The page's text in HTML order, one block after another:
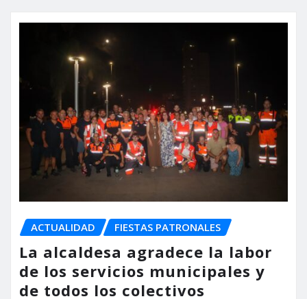
ACTUALIDAD FIESTAS PATRONALES
La alcaldesa agradece la labor
de los servicios municipales y
de todos los colectivos